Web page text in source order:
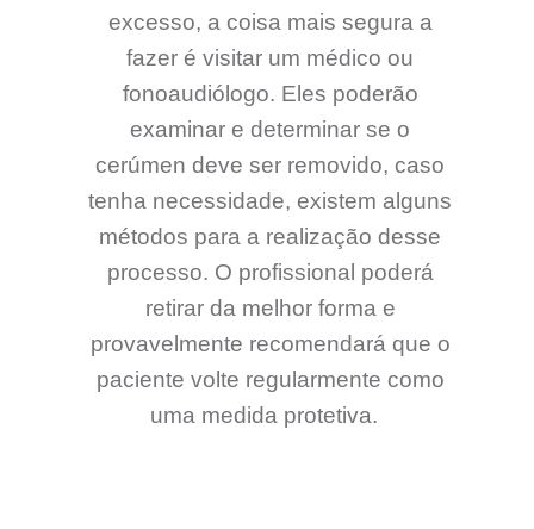
excesso, a coisa mais segura a
fazer é visitar um médico ou
fonoaudiólogo. Eles poderão
examinar e determinar se o
cerúmen deve ser removido, caso
tenha necessidade, existem alguns
métodos para a realização desse
processo. O profissional poderá
retirar da melhor forma e
provavelmente recomendará que o
paciente volte regularmente como
uma medida protetiva.